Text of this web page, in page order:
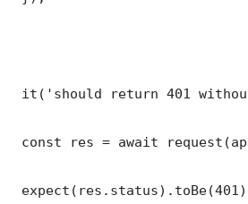
it('should return 401
const res = await